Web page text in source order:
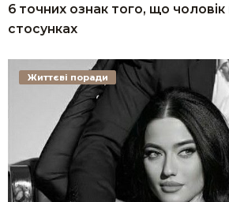
6 точних ознак того, що
стосунках
Життєві поради